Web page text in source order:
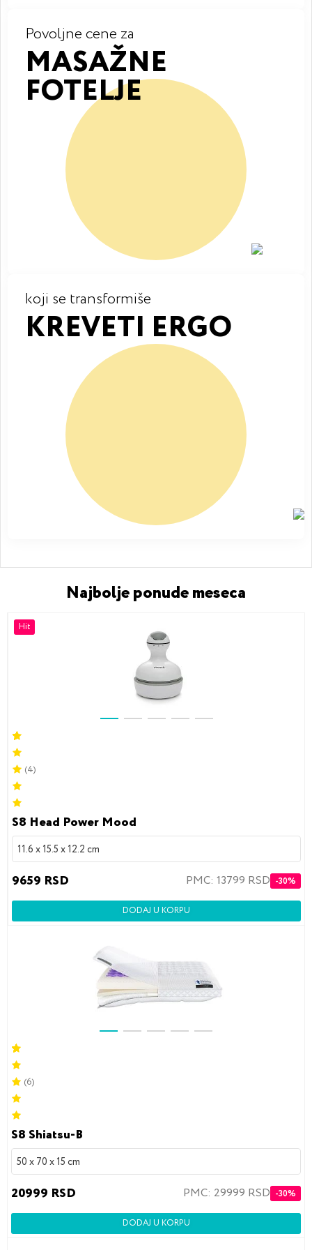
Povoljne cene za
MASAŽNE
FOTELJE
koji se transformiše
KREVETI ERGO
Najbolje ponude meseca
Hit
(4)
S8 Head Power Mood
11.6 x 15.5 x 12.2 cm
9659 RSD PMC: 13799 RSD -30%
DODAJ U KORPU
(6)
S8 Shiatsu-B
50 x 70 x 15 cm
20999 RSD PMC: 29999 RSD -30%
DODAJ U KORPU